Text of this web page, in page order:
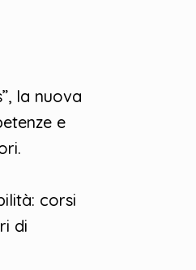
la nuova
e
corsi
di